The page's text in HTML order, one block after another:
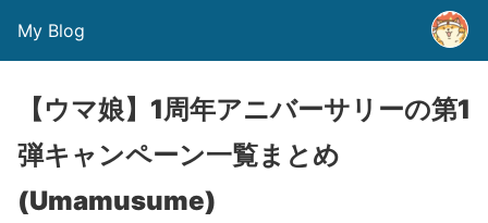
My Blog
【ウマ娘】1周年アニバーサリーの第1
弾キャンペーン一覧まとめ
(Umamusume)